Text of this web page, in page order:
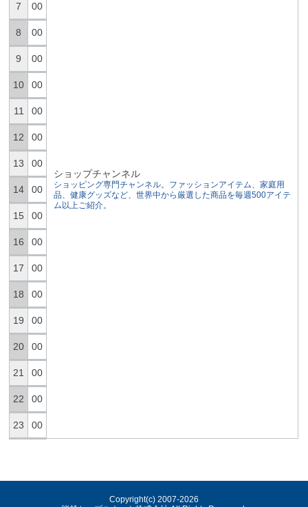
ショップチャンネル
ショッピング専門チャンネル。ファッションアイテム、家庭用
品、健康グッズなど、世界中から厳選した商品を毎週500アイテ
ム以上ご紹介。
7 00
8 00
9 00
10 00
11 00
12 00
13 00
14 00
15 00
16 00
17 00
18 00
19 00
20 00
21 00
22 00
23 00
Copyright(c) 2007-2026